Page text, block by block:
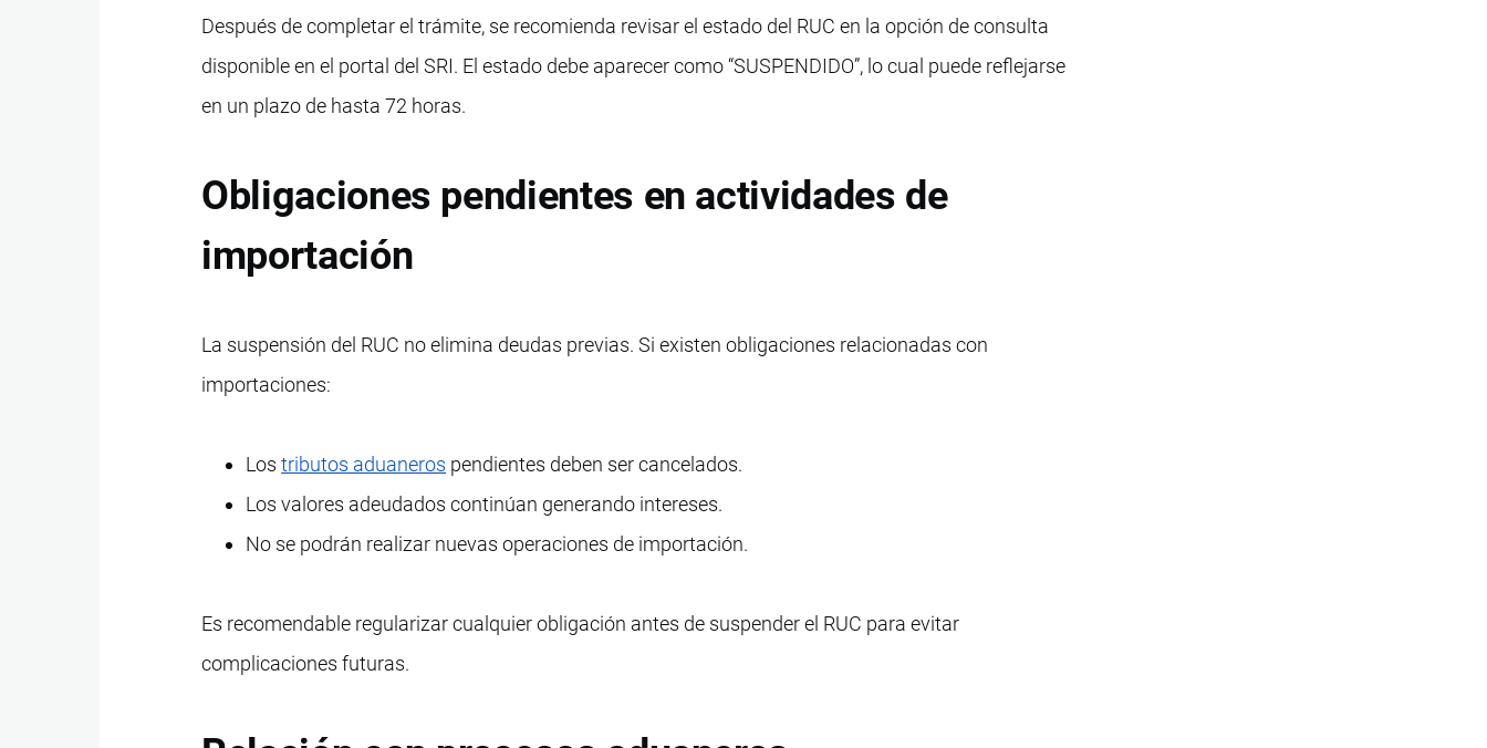
Después de completar el trámite, se recomienda revisar el estado del RUC en la opción de consulta
disponible en el portal del SRI. El estado debe aparecer como “SUSPENDIDO”, lo cual puede reflejarse
en un plazo de hasta 72 horas.
Obligaciones pendientes en actividades de
importación
La suspensión del RUC no elimina deudas previas. Si existen obligaciones relacionadas con
importaciones:
Lostributos aduaneros pendientes deben ser cancelados.
Los valores adeudados continúan generando intereses.
No se podrán realizar nuevas operaciones de importación.
Es recomendable regularizar cualquier obligación antes de suspender el RUC para evitar
complicaciones futuras.